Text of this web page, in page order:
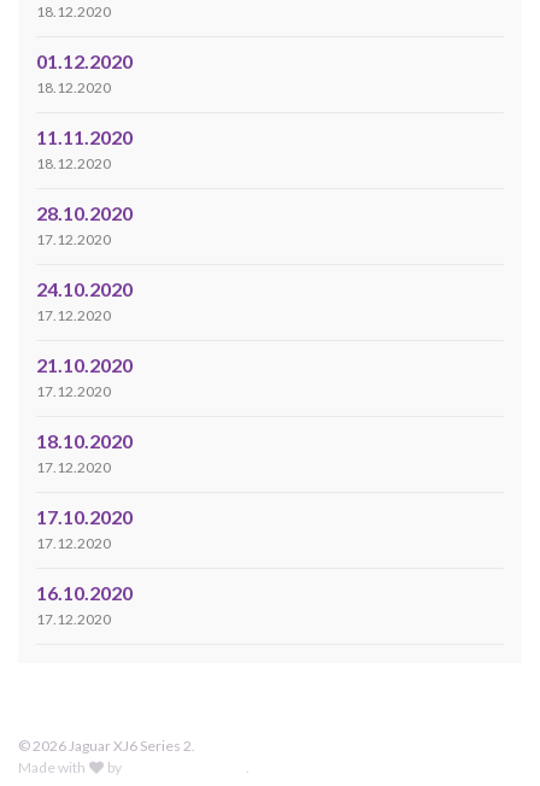
18.12.2020
01.12.2020
18.12.2020
11.11.2020
18.12.2020
28.10.2020
17.12.2020
24.10.2020
17.12.2020
21.10.2020
17.12.2020
18.10.2020
17.12.2020
17.10.2020
17.12.2020
16.10.2020
17.12.2020
© 2026 Jaguar XJ6 Series 2.
Made with
by